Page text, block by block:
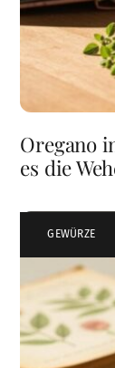
Oregano
es die
GEWÜRZE